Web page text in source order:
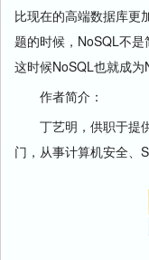
比现在的高端数据库更
题的时候，NoSQL不是
这时候NoSQL也就成为
作者简介：
丁艺明，供职于提供
门，从事计算机安全、